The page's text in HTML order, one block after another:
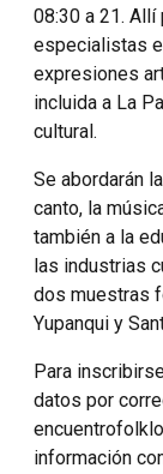
08:30 a 21.
especialistas
expresiones
incluida a La
cultural.
Se abordarán
canto, la
también a la
las industrias
dos muestras
Yupanqui y
Para
datos por
información